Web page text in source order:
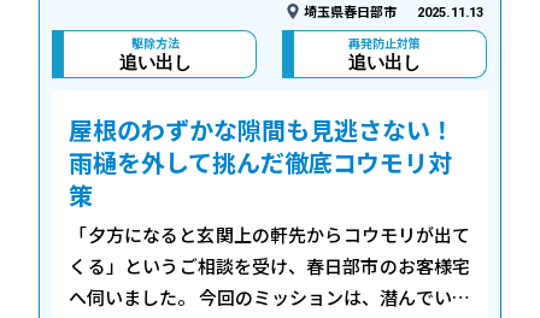
埼玉県春日部市 2025.11.13
駆除方法
追い出し
再発防止対策
追い出し
屋根のわずかな隙間も見逃さない！
雨樋を外して挑んだ徹底コウモリ対
策
「夕方になると玄関上の軒先からコウモリが出て
くる」というご相談を受け、春日部市のお客様宅
へ伺いました。 今回のミッションは、潜んでいる